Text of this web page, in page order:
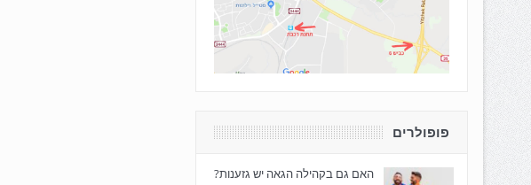
פופולרים
האם גם בקהילה הגאה יש גזענות?